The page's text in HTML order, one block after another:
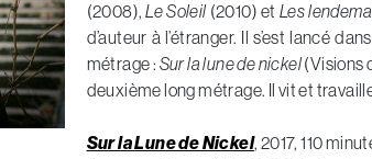
(2008),Le Soleil(2010) et Les
d’auteur à l’étranger. Il s’est lancé
métrage : Sur la lune de nickel(Visions
deuxième long métrage. Il vit et
Sur la Lune de Nickel, 2017, 110